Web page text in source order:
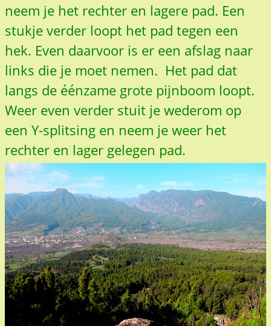
neem je het rechter en lagere pad. Een
stukje verder loopt het pad tegen een
hek. Even daarvoor is er een afslag naar
links die je moet nemen. Het pad dat
langs de éénzame grote pijnboom loopt.
Weer even verder stuit je wederom op
een Y-splitsing en neem je weer het
rechter en lager gelegen pad.